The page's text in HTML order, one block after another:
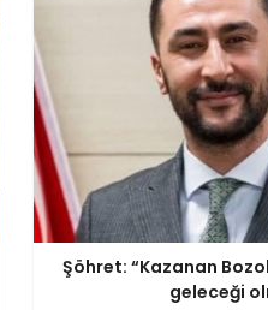
Şöhret: “Kazanan
geleceği